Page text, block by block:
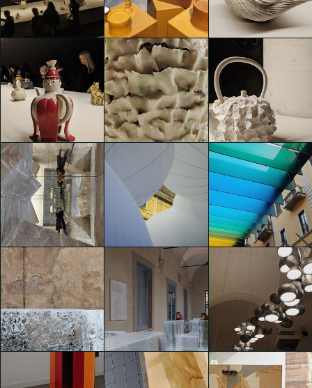
ECLIPSE OF
PERCEPTIONS
Clara Agustina
LOEWE TEAPOTS
Clara Agustina
LOEWE TEAPOTS
Clara Agustina
LOEWE TEAPOTS
Clara Agustina
LOEWE TEAPOTS
Clara Agustina
LOEWE TEAPOTS
Clara Agustina
LOEWE TEAPOTS
Clara Agustina
LOEWE TEAPOTS
Clara Agustina
LOEWE TEAPOTS
Clara Agustina
CRASH
Clara Agustina
Città Paradiso
Clara Agustina
CONN3CTION Design is
future
Clara Agustina